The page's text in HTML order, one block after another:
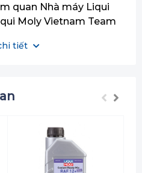
quan Nhà máy Liqui
Moly Vietnam Team
tiết